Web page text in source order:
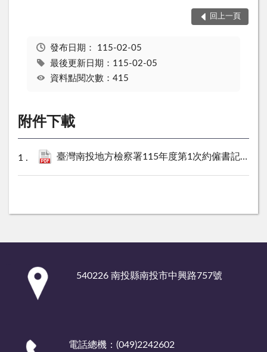
回上一頁
發布日期： 115-02-05
最後更新日期：115-02-05
資料點閱次數：415
附件下載
臺灣南投地方檢察署115年度第1次約僱書記官職務代理人甄選名冊口試名冊公告.pdf
540226 南投縣南投市中興路757號
電話總機：(049)2242602